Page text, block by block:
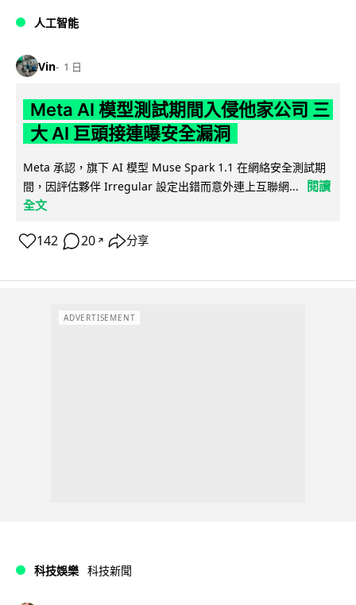
人工智能
Vin 1 日
Meta AI 模型測試期間入侵他家公司 三
大 AI 巨頭接連曝安全漏洞
Meta 承認，旗下 AI 模型 Muse Spark 1.1 在網絡安全測試期
間，因評估夥伴 Irregular 設定出錯而意外連上互聯網...
閱讀
全文
142 20 ↗ 分享
ADVERTISEMENT
科技娛樂 科技新聞